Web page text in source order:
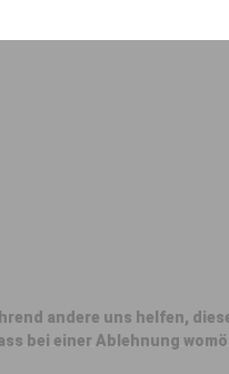
andere uns helfen,
bei einer Ablehnung